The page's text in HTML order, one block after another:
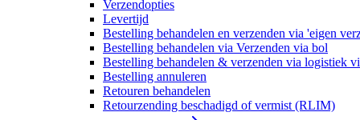
Verzendopties
Levertijd
Bestelling behandelen en verzenden via 'eigen
Bestelling behandelen via Verzenden via bol
Bestelling behandelen & verzenden via logistiek
Bestelling annuleren
Retouren behandelen
Retourzending beschadigd of vermist (RLIM)